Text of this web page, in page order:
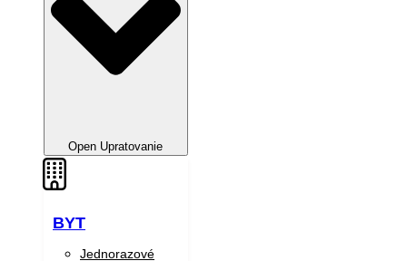
Open Upratovanie
BYT
Jednorazové